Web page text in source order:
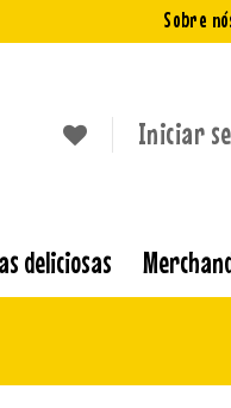
Sobre
Iniciar
deliciosas